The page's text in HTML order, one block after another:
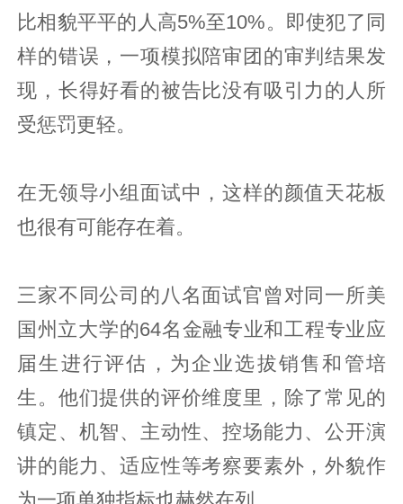
比相貌平平的人高5%至10%。即使犯了同
样的错误，一项模拟陪审团的审判结果发
现，长得好看的被告比没有吸引力的人所
受惩罚更轻。
在无领导小组面试中，这样的颜值天花板
也很有可能存在着。
三家不同公司的八名面试官曾对同一所美
国州立大学的64名金融专业和工程专业应
届生进行评估，为企业选拔销售和管培
生。他们提供的评价维度里，除了常见的
镇定、机智、主动性、控场能力、公开演
讲的能力、适应性等考察要素外，外貌作